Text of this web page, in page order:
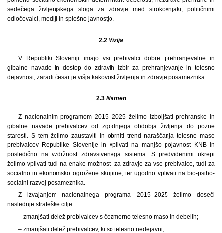
sedečega življenjskega sloga za zdravje med strokovnjaki, političnimi
odločevalci, mediji in splošno javnostjo.
2.2 Vizija
V Republiki Sloveniji imajo vsi prebivalci dobre prehranjevalne in
gibalne navade in dostop do zdravih izbir za prehranjevanje in telesno
dejavnost, zaradi česar je višja kakovost življenja in zdravje posameznika.
2.3 Namen
Z nacionalnim programom 2015–2025 želimo izboljšati prehranske in
gibalne navade prebivalcev od zgodnjega obdobja življenja do pozne
starosti. S tem želimo zaustaviti in obrniti trend naraščanja telesne mase
prebivalcev Republike Slovenije in vplivati na manjšo pojavnost KNB in
posledično na vzdržnost zdravstvenega sistema. S predvidenimi ukrepi
želimo vplivati tudi na enake možnosti za zdravje za vse prebivalce, tudi za
socialno in ekonomsko ogrožene skupine, ter ugodno vplivati na bio-psiho-
socialni razvoj posameznika.
Z izvajanjem nacionalnega programa 2015–2025 želimo doseči
naslednje strateške cilje:
– zmanjšati delež prebivalcev s čezmerno telesno maso in debelih;
– zmanjšati delež prebivalcev, ki so telesno nedejavni;